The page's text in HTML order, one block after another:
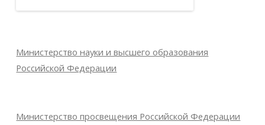
Министерство науки и высшего образования
Российской Федерации
Министерство просвещения Российской Федерации